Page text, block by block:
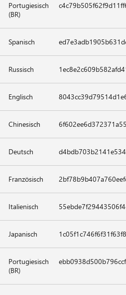
Portugiesisch
(BR)
Spanisch
Russisch
Englisch
Chinesisch
Deutsch
Französisch
Italienisch
Japanisch
Portugiesisch
(BR)